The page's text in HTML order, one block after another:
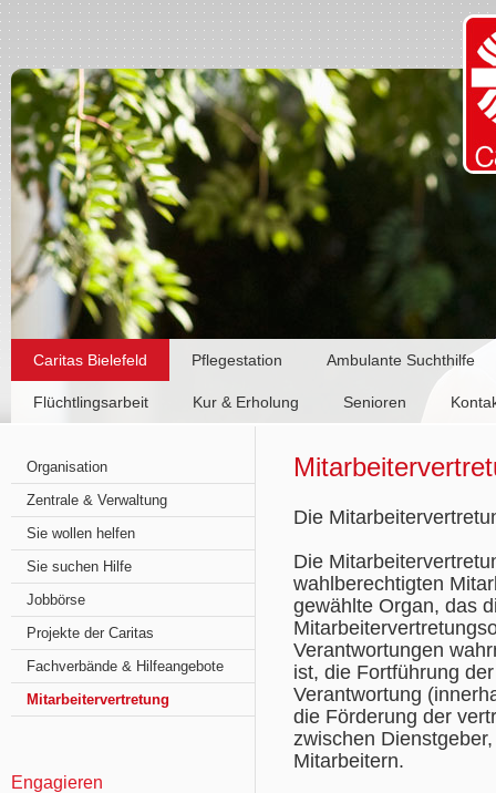
Caritas Bielefeld Pflegestation Ambulante Suchthilfe
Flüchtlingsarbeit Kur & Erholung Senioren
Organisation
Zentrale & Verwaltung
Sie wollen helfen
Sie suchen Hilfe
Jobbörse
Projekte der Caritas
Fachverbände & Hilfeangebote
Mitarbeitervertretung
Engagieren
Die
Die
wahlberechtigten
gewählte Organ, das
Verantwortungen
ist, die Fortführung
Verantwortung
die Förderung der
zwischen
Mitarbeitern.